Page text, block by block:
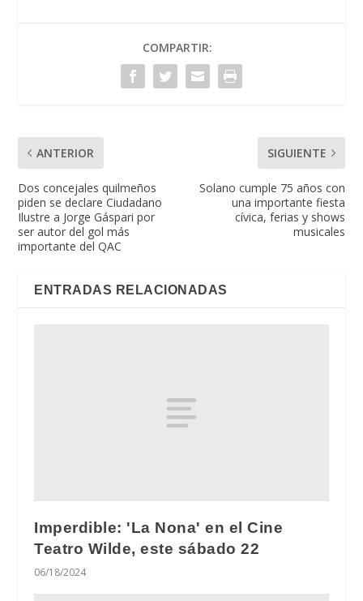
COMPARTIR:
ANTERIOR
Dos concejales quilmeños
piden se declare Ciudadano
Ilustre a Jorge Gáspari por
ser autor del gol más
importante del QAC
SIGUIENTE
Solano cumple 75 años con
una importante fiesta
cívica, ferias y shows
musicales
ENTRADAS RELACIONADAS
Imperdible: 'La Nona' en el Cine
Teatro Wilde, este sábado 22
06/18/2024